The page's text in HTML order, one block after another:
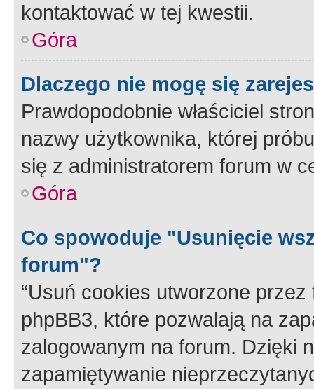
kontaktować w tej kwestii.
Góra
Dlaczego nie mogę się
Prawdopodobnie właściciel
nazwy użytkownika, której
się z administratorem forum w
Góra
Co spowoduje "Usunięcie
forum"?
“Usuń cookies utworzone
phpBB3, które pozwalają na
zalogowanym na forum. Dzięki
zapamiętywanie